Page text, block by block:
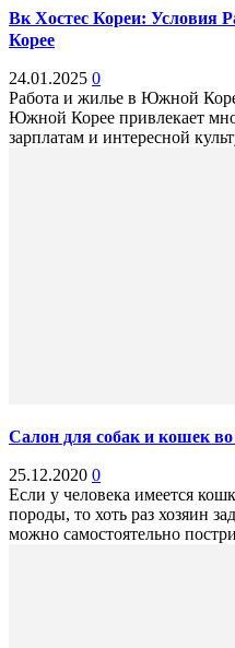
Вк Хостес Кореи:
Корее
24.01.2025 0
Работа и жилье в Южной
Южной Корее привлекает
зарплатам и интересной
Салон для собак и кошек
25.12.2020 0
Если у человека имеется
породы, то хоть раз хозяин
можно самостоятельно